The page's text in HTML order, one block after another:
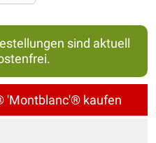
sind aktuell
'Montblanc'® kaufen